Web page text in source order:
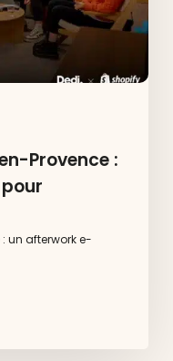
Provence :
un afterwork e-